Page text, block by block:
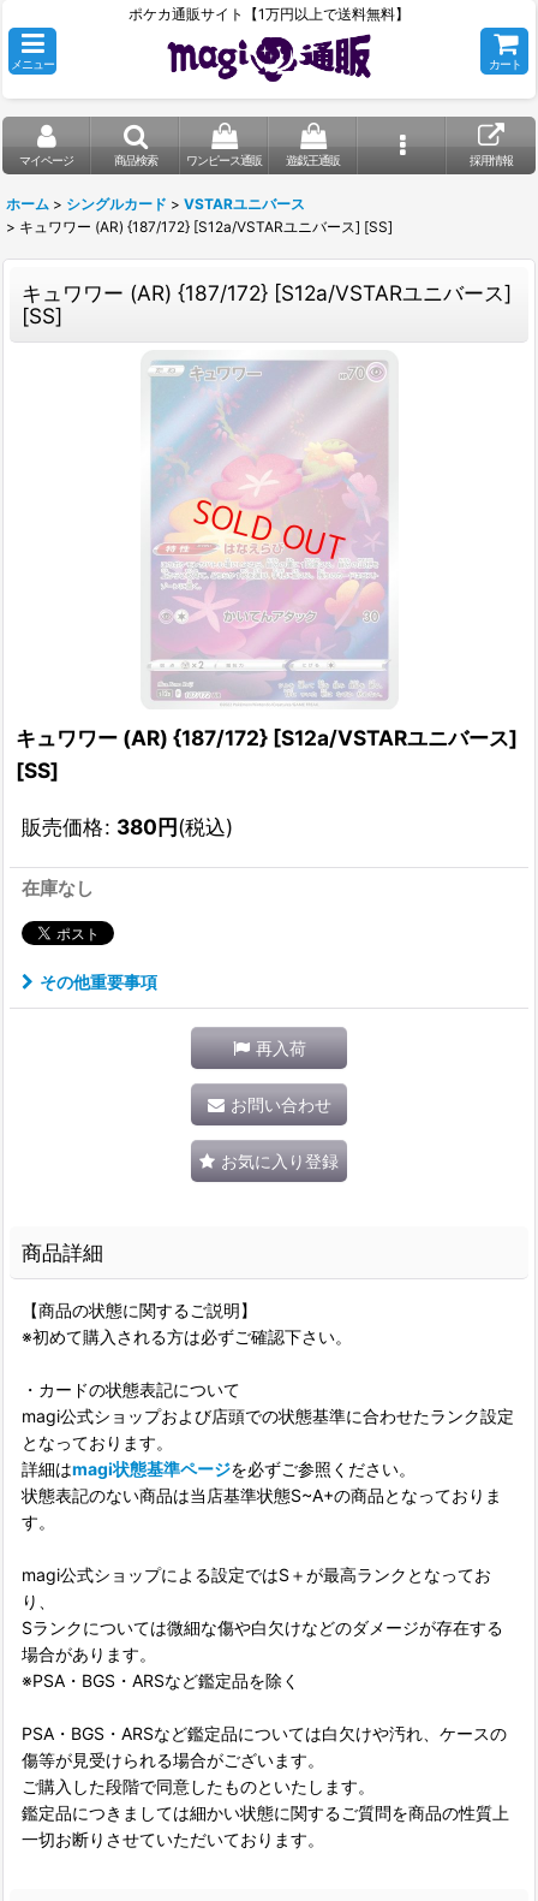
ポケカ通販サイト【1万円以上で送料無料】
メニュー カート
マイページ 商品検索 ワンピース通販 遊戯王通販 採用情報
ホーム > シングルカード > VSTARユニバース
> キュワワー (AR) {187/172} [S12a/VSTARユニバース] [SS]
キュワワー (AR) {187/172} [S12a/VSTARユニバース]
[SS]
キュワワー (AR) {187/172} [S12a/VSTARユニバース]
[SS]
販売価格: 380円(税込)
在庫なし
その他重要事項
再入荷
お問い合わせ
お気に入り登録
商品詳細
【商品の状態に関するご説明】
※初めて購入される方は必ずご確認下さい。
・カードの状態表記について
magi公式ショップおよび店頭での状態基準に合わせたランク設定
となっております。
詳細はmagi状態基準ページを必ずご参照ください。
状態表記のない商品は当店基準状態S~A+の商品となっておりま
す。
magi公式ショップによる設定ではS＋が最高ランクとなってお
り、
Sランクについては微細な傷や白欠けなどのダメージが存在する
場合があります。
※PSA・BGS・ARSなど鑑定品を除く
PSA・BGS・ARSなど鑑定品については白欠けや汚れ、ケースの
傷等が見受けられる場合がございます。
ご購入した段階で同意したものといたします。
鑑定品につきましては細かい状態に関するご質問を商品の性質上
一切お断りさせていただいております。